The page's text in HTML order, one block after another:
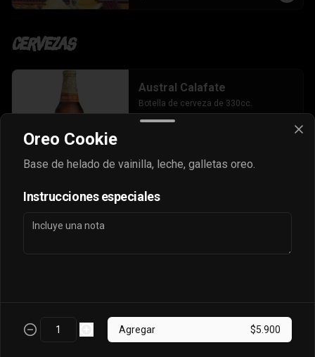
Cervezas
Austral Calafate
Botella de cerveza de 330cc.
$4.500
Corona
Oreo Cookie
Base de helado de vainilla, leche, galletas oreo.
Instrucciones especiales
Agregar $5.900